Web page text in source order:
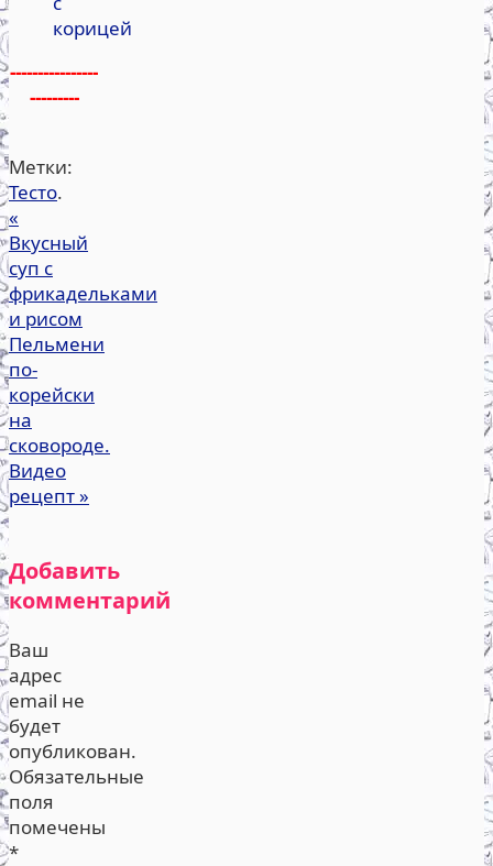
корицей
----------------
---------
Метки:
Тесто.
«
Вкусный
суп с
фрикадельками
и рисом
Пельмени
по-
корейски
на
сковороде.
Видео
рецепт»
Добавить
комментарий
Ваш
адрес
email не
будет
опубликован.
Обязательные
поля
помечены
*